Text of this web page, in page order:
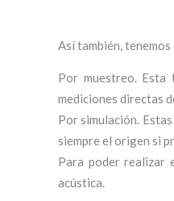
Así también,
Por muestreo. Esta
mediciones directas
Por simulación.
siempre el origen si
Para poder realizar
acústica.